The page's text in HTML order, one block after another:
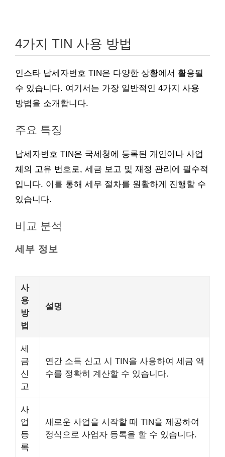
4가지 TIN 사용 방법
인스타 납세자번호 TIN은 다양한 상황에서 활용될
수 있습니다. 여기서는 가장 일반적인 4가지 사용
방법을 소개합니다.
주요 특징
납세자번호 TIN은 국세청에 등록된 개인이나 사업
체의 고유 번호로, 세금 보고 및 재정 관리에 필수적
입니다. 이를 통해 세무 절차를 원활하게 진행할 수
있습니다.
비교 분석
세부 정보
사
용
방
법
설명
세
금
신
고
연간 소득 신고 시 TIN을 사용하여 세금 액
수를 정확히 계산할 수 있습니다.
사
업
등
록
새로운 사업을 시작할 때 TIN을 제공하여
정식으로 사업자 등록을 할 수 있습니다.